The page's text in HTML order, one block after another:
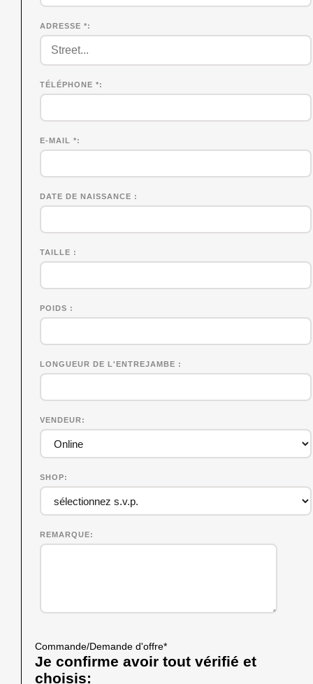
ADRESSE *
TÉLÉPHONE *
E-MAIL *
DATE DE NAISSANCE
TAILLE
POIDS
LONGUEUR DE L'ENTREJAMBE
VENDEUR
SHOP
REMARQUE
Commande/Demande d'offre*
Je confirme avoir tout vérifié et
choisis: